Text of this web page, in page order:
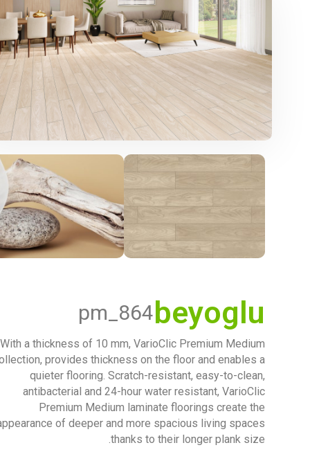
beyoglu
pm_864
With a thickness of 10 mm, VarioClic Premium Medium
provides thickness on the floor and enables a
quieter flooring. Scratch-resistant, easy-to-clean,
antibacterial and 24-hour water resistant, VarioClic
Premium Medium laminate floorings create the
of deeper and more spacious living spaces
thanks to their longer plank size.